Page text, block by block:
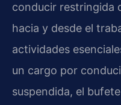
conducir restringida
hacia y desde el
actividades
un cargo por
suspendida, el